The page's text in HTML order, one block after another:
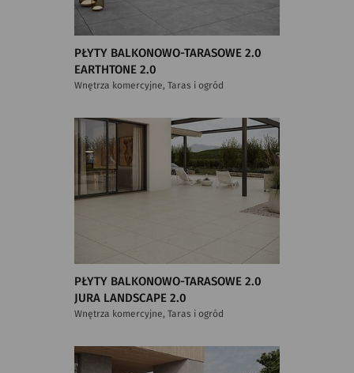
PŁYTY BALKONOWO-TARASOWE 2.0
EARTHTONE 2.0
Wnętrza komercyjne, Taras i ogród
PŁYTY BALKONOWO-TARASOWE 2.0
JURA LANDSCAPE 2.0
Wnętrza komercyjne, Taras i ogród